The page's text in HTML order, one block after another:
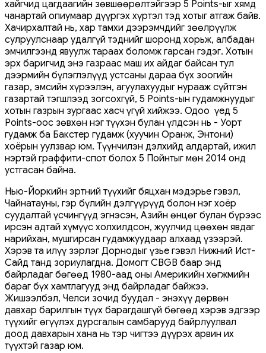
хайгчид цагдаагийн зөвшөөрөлтэйгээр 5 Points-ыг хямд
чанартай опиумаар дүүргэх хүртэл тэд хотыг атгаж байв.
Хачирхалтай нь, хар тамхи дээрэмчдийг зөөлрүүлж
сулруулснаар удалгүй тэднийг шоронд хорьж, албадан
эмчилгээнд явуулж тараах боломж гарсан гэдэг. Хотын
эрх баригчид энэ газраас маш их айдаг байсан тул
дээрмийн бүлэглэлүүд устсаны дараа бүх зоогийн
газар, эмсийн хүрээлэн, агуулахуудыг нурааж сүйтгэн
газартай тэгшлээд зогсохгүй, 5 Points-ын гудамжнуудыг
хотын газрын зургаас хасч үгүй хийжээ. Одоо үед 5
Points-оос зөвхөн нэг түүхэн булан үлдсэн нь - Уорт
гудамж ба Бакстер гудамж (хуучин Оранж, Энтони)
хоёрын уулзвар юм. Түүнчилэн дэлхийд алдартай, ижил
нэртэй граффити-спот болох 5 Пойнтыг мөн 2014 онд
устгасан байна.
Нью-Йоркийн эртний түүхийг бяцхан мэдэрье гэвэл,
Чайнатауны, гэр бүлийн дэлгүүрүүд болон нэг хоёр
суудалтай үсчингүүд эгнэсэн, Азийн өнцөг булан бүрээс
ирсэн адтай хүмүүс холхилдсон, жуулчид цөөхөн явдаг
нарийхан, мушгирсан гудамжуудаар алхаад үзээрэй.
Хэрэв та илүү зэрлэг Дорнодыг үзье гэвэл Нижний Ист-
Сайд танд зориулагдна. Домогт CBGB баар энд
байрладаг бөгөөд 1980-аад оны Америкийн хөгжмийн
бараг бүх хамтлагууд энд байрладаг байжээ.
Жишээлбэл, Челси зочид буудал - энэхүү дөрвөн
давхар барилгын түүх барагдашгүй бөгөөд хэрэв эдгээр
түүхийг өгүүлэх дурсгалын самбарууд байрлуулвал
доод давхарын хана нь тэр чигтээ дүүрэх арвин их
түүхтэй газар юм.